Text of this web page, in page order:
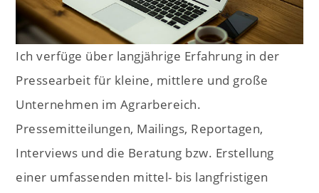
Ich verfüge über langjährige Erfahrung in der
Pressearbeit für kleine, mittlere und große
Unternehmen im Agrarbereich.
Pressemitteilungen, Mailings, Reportagen,
Interviews und die Beratung bzw. Erstellung
einer umfassenden mittel- bis langfristigen